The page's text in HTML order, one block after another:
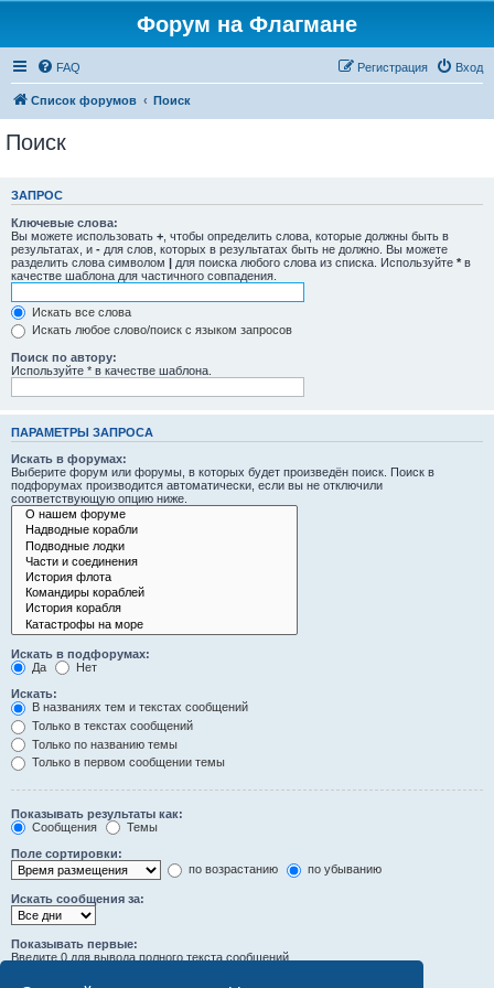
Форум на Флагмане
FAQ Вход
Регистрация
Список форумов Поиск
Поиск
ЗАПРОС
Ключевые слова:
Вы можете использовать + , чтобы определить слова, которые должны быть в
результатах, и - для слов, которых в результатах быть не должно. Вы можете
разделить слова символом | для поиска любого слова из списка. Используйте * в
качестве шаблона для частичного совпадения.
Искать все слова
Искать любое слово/поиск с языком запросов
Поиск по автору:
Используйте * в качестве шаблона.
ПАРАМЕТРЫ ЗАПРОСА
Искать в форумах:
Выберите форум или форумы, в которых будет произведён поиск. Поиск в
подфорумах производится автоматически, если вы не отключили
соответствующую опцию ниже.
Искать в подфорумах:
Да
Нет
Искать:
В названиях тем и текстах сообщений
Только в текстах сообщений
Только по названию темы
Только в первом сообщении темы
Показывать результаты как:
Сообщения
Темы
Поле сортировки:
по возрастанию
по убыванию
Искать сообщения за:
Показывать первые:
Введите 0 для вывода полного текста сообщений.